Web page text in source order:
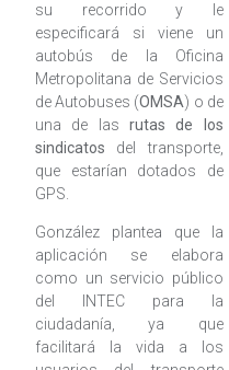
su recorrido y le
especificará si viene un
autobús de la Oficina
Metropolitana de Servicios
de Autobuses (OMSA) o de
una de lasrutas
de los
sindicatos del transporte,
que estarían dotados de
GPS.
González plantea que la
aplicación se elabora
como un servicio público
del INTEC para la
ciudadanía, ya que
facilitará la vida a los